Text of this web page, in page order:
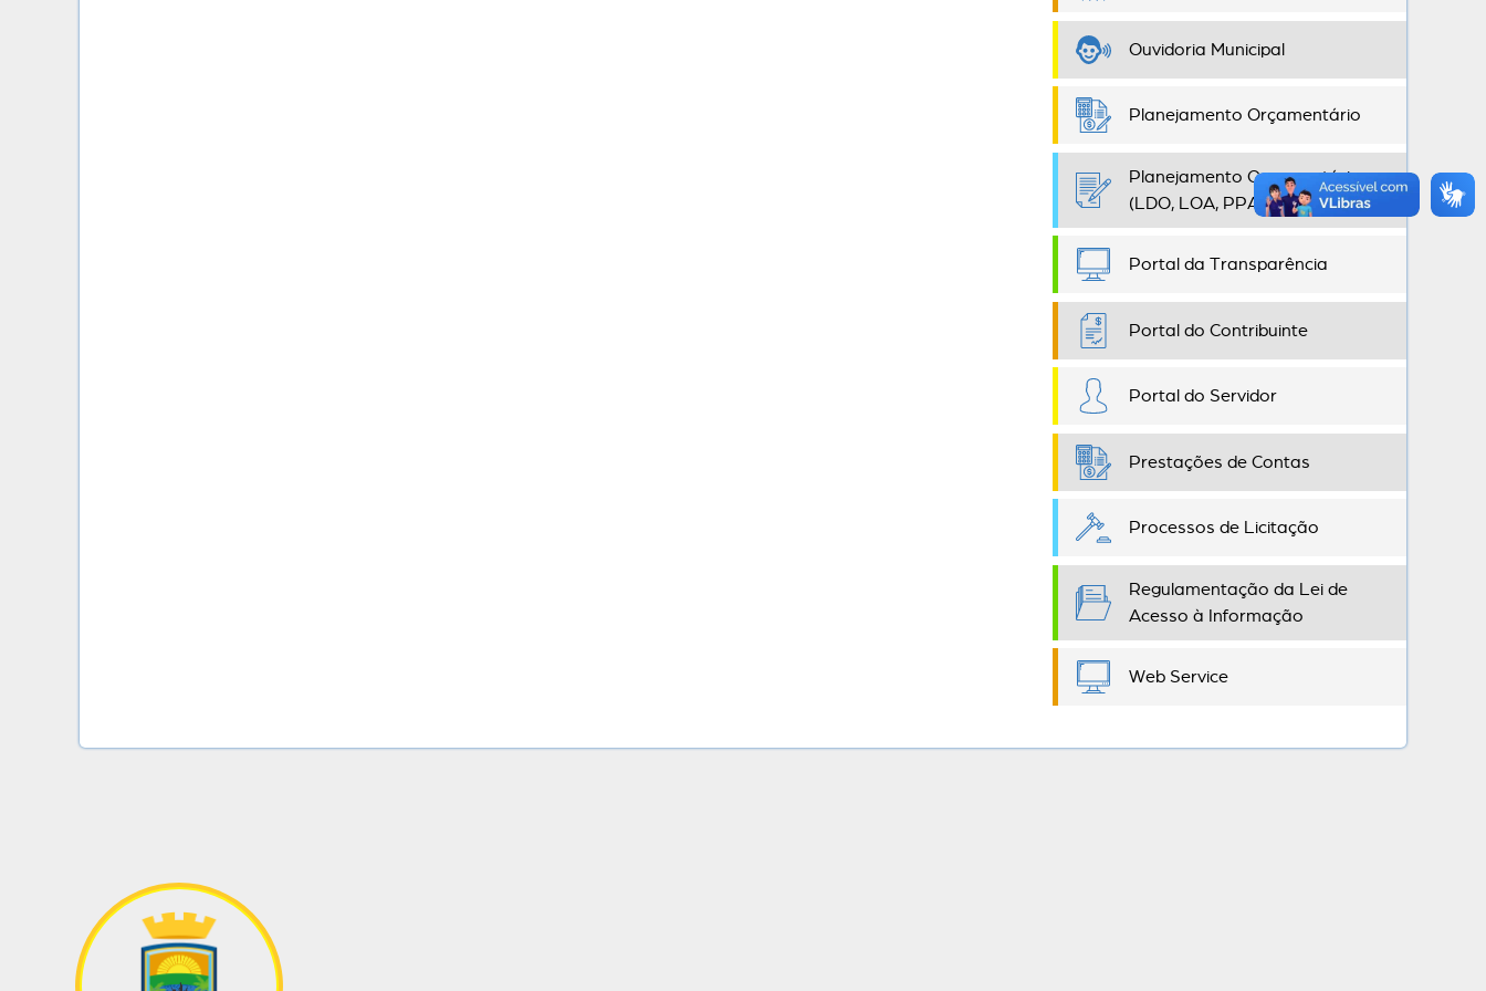
Ouvidoria Municipal
Planejamento Orçamentário
Planejamento Orçamentário
(LDO, LOA, PPA)
Portal da Transparência
Portal do Contribuinte
Portal do Servidor
Prestações de Contas
Processos de Licitação
Regulamentação da Lei de
Acesso à Informação
Web Service